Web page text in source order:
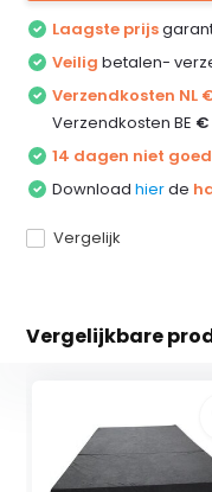
Laagste prijs
Veilig betalen-
Verzendkosten NL
Verzendkosten BE €
14 dagen niet
Downloadhierde
Vergelijk
Vergelijkbare